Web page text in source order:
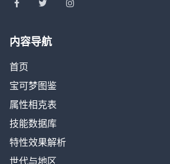
内容导航
首页
宝可梦图鉴
属性相克表
技能数据库
特性效果解析
世代与地区